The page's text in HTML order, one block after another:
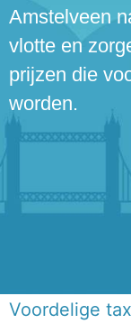
Amstelveen
vlotte en
prijzen die
worden.
Voordelige